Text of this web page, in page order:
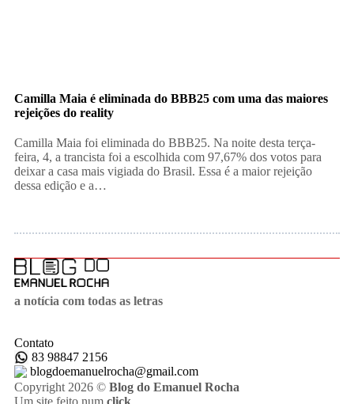
Camilla Maia é eliminada do BBB25 com uma das maiores
rejeições do reality
Camilla Maia foi eliminada do BBB25. Na noite desta terça-
feira, 4, a trancista foi a escolhida com 97,67% dos votos para
deixar a casa mais vigiada do Brasil. Essa é a maior rejeição
dessa edição e a…
a notícia com todas as letras
Contato
83 98847 2156
blogdoemanuelrocha@gmail.com
Copyright 2026 © Blog do Emanuel Rocha
Um site feito num click